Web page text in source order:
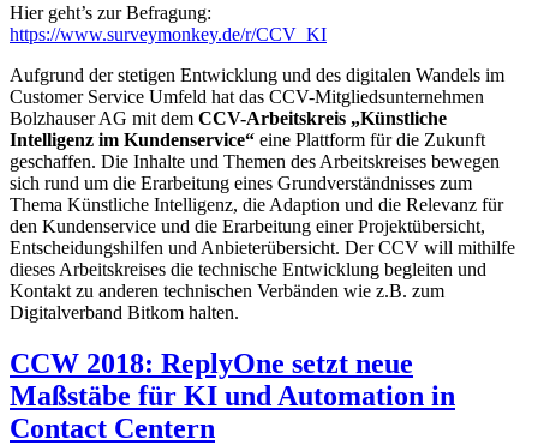
Hier geht’s zur Befragung:
https://www.surveymonkey.de/r/CCV_KI
Aufgrund der stetigen Entwicklung und des digitalen Wandels im
Customer Service Umfeld hat das CCV-Mitgliedsunternehmen
Bolzhauser AG mit dem CCV-Arbeitskreis „Künstliche
Intelligenz im Kundenservice“ eine Plattform für die Zukunft
geschaffen. Die Inhalte und Themen des Arbeitskreises bewegen
sich rund um die Erarbeitung eines Grundverständnisses zum
Thema Künstliche Intelligenz, die Adaption und die Relevanz für
den Kundenservice und die Erarbeitung einer Projektübersicht,
Entscheidungshilfen und Anbieterübersicht. Der CCV will mithilfe
dieses Arbeitskreises die technische Entwicklung begleiten und
Kontakt zu anderen technischen Verbänden wie z.B. zum
Digitalverband Bitkom halten.
CCW 2018: ReplyOne setzt neue
Maßstäbe für KI und Automation in
Contact Centern